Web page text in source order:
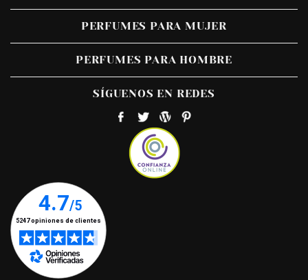
PERFUMES PARA MUJER
PERFUMES PARA HOMBRE
SÍGUENOS EN REDES